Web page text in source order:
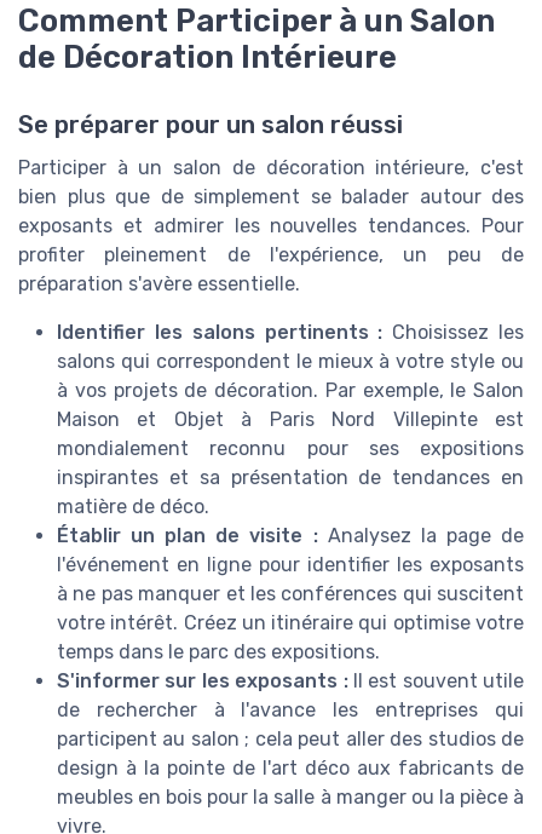
Comment Participer à un Salon
de Décoration Intérieure
Se préparer pour un salon réussi
Participer à un salon de décoration intérieure, c'est
bien plus que de simplement se balader autour des
exposants et admirer les nouvelles tendances. Pour
profiter pleinement de l'expérience, un peu de
préparation s'avère essentielle.
Identifier les salons pertinents : Choisissez les
salons qui correspondent le mieux à votre style ou
à vos projets de décoration. Par exemple, le Salon
Maison et Objet à Paris Nord Villepinte est
mondialement reconnu pour ses expositions
inspirantes et sa présentation de tendances en
matière de déco.
Établir un plan de visite :Analysez la page de
l'événement en ligne pour identifier les exposants
à ne pas manquer et les conférences qui suscitent
votre intérêt. Créez un itinéraire qui optimise votre
temps dans le parc des expositions.
S'informer sur les exposants :Il est souvent utile
de rechercher à l'avance les entreprises qui
participent au salon ; cela peut aller des studios de
design à la pointe de l'art déco aux fabricants de
meubles en bois pour la salle à manger ou la pièce à
vivre.